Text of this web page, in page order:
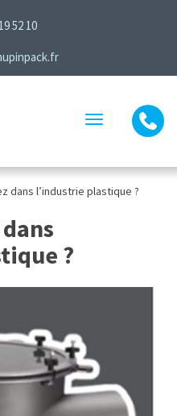
52 10
Toggle
navigation
dans l’industrie plastique ?
?